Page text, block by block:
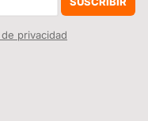
privacidad